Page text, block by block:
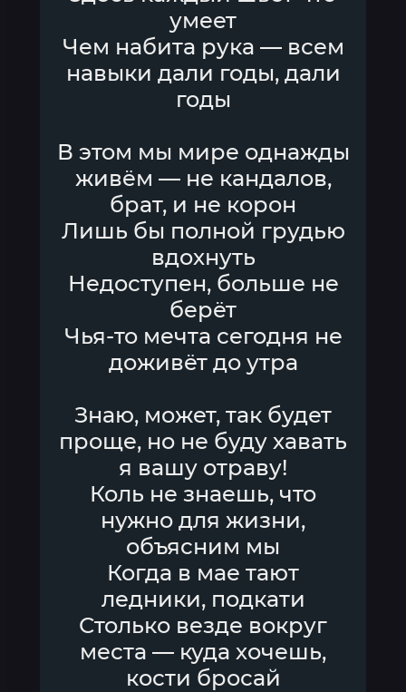
умеет
Чем набита рука — всем
навыки дали годы, дали
годы
В этом мы мире однажды
живём — не кандалов,
брат, и не корон
Лишь бы полной грудью
вдохнуть
Недоступен, больше не
берёт
Чья-то мечта сегодня не
доживёт до утра
Знаю, может, так будет
проще, но не буду хавать
я вашу отраву!
Коль не знаешь, что
нужно для жизни,
объясним мы
Когда в мае тают
ледники, подкати
Столько везде вокруг
места — куда хочешь,
кости бросай